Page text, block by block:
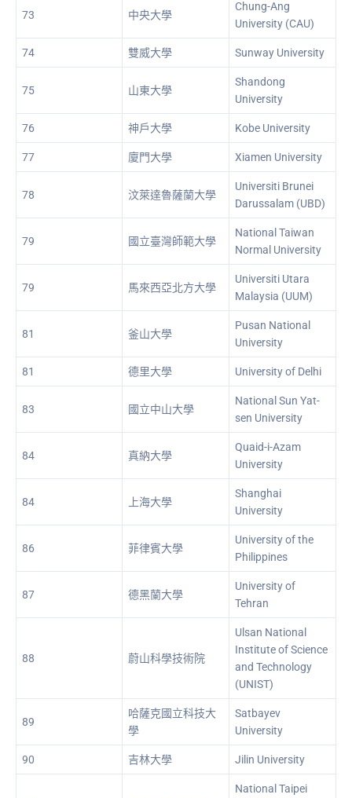
73 中央大學
Chung-Ang
University (CAU)
74 雙威大學 Sunway University
75 山東大學
Shandong
University
76 神戶大學 Kobe University
77 廈門大學 Xiamen University
78 汶萊達魯薩蘭大學
Universiti Brunei
Darussalam (UBD)
79 國立臺灣師範大學
National Taiwan
Normal University
79 馬來西亞北方大學
Universiti Utara
Malaysia (UUM)
81 釜山大學
Pusan National
University
81 德里大學 University of Delhi
83 國立中山大學
National Sun Yat-
sen University
84 真納大學
Quaid-i-Azam
University
84 上海大學
Shanghai
University
86 菲律賓大學
University of the
Philippines
87 德黑蘭大學
University of
Tehran
88 蔚山科學技術院
Ulsan National
Institute of Science
and Technology
(UNIST)
89
哈薩克國立科技大
學
Satbayev
University
90 吉林大學 Jilin University
National Taipei